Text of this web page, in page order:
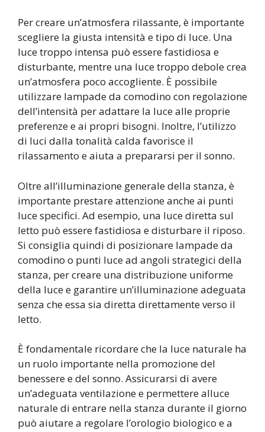
Per creare un’atmosfera rilassante, è importante
scegliere la giusta intensità e tipo di luce. Una
luce troppo intensa può essere fastidiosa e
disturbante, mentre una luce troppo debole crea
un’atmosfera poco accogliente. È possibile
utilizzare lampade da comodino con regolazione
dell’intensità per adattare la luce alle proprie
preferenze e ai propri bisogni. Inoltre, l’utilizzo
di luci dalla tonalità calda favorisce il
rilassamento e aiuta a prepararsi per il sonno.
Oltre all’illuminazione generale della stanza, è
importante prestare attenzione anche ai punti
luce specifici. Ad esempio, una luce diretta sul
letto può essere fastidiosa e disturbare il riposo.
Si consiglia quindi di posizionare lampade da
comodino o punti luce ad angoli strategici della
stanza, per creare una distribuzione uniforme
della luce e garantire un’illuminazione adeguata
senza che essa sia diretta direttamente verso il
letto.
È fondamentale ricordare che la luce naturale ha
un ruolo importante nella promozione del
benessere e del sonno. Assicurarsi di avere
un’adeguata ventilazione e permettere alluce
naturale di entrare nella stanza durante il giorno
può aiutare a regolare l’orologio biologico e a